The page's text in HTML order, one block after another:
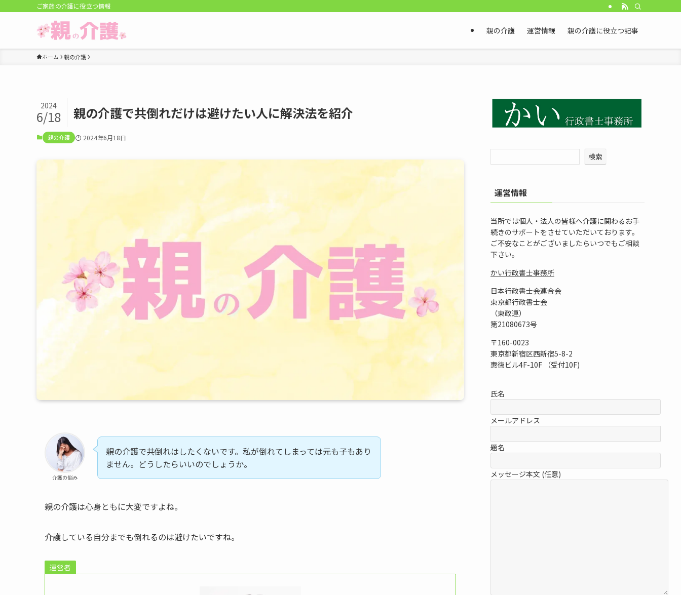
ご家族の介護に役立つ情報
親の介護 運営情報 親の介護に役立つ記事
ホーム 親の介護
親の介護で共倒れだけは避けたい人に解決法を紹介
2024
6/18
親の介護 2024年6月18日
介護の悩み
親の介護で共倒れはしたくないです。私が倒れてしまっては元も子もあり
ません。どうしたらいいのでしょうか。
親の介護は心身ともに大変ですよね。
介護している自分までも倒れるのは避けたいですね。
運営者
検索
運営情報
当所では個人・法人の皆様へ介護に関わるお手
続きのサポートをさせていただいております。
ご不安なことがございましたらいつでもご相談
下さい。
かい行政書士事務所
日本行政書士会連合会
東京都行政書士会
（東政連）
第21080673号
〒160-0023
東京都新宿区西新宿5-8-2
惠徳ビル4F-10F （受付10F)
氏名
メールアドレス
題名
メッセージ本文 (任意)